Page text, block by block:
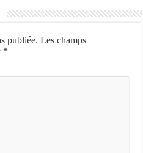
publiée. Les champs
*